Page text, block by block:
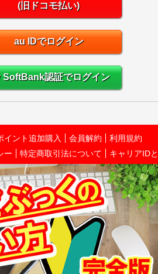
(旧ドコモ払い)
au IDでログイン
SoftBank認証でログイン
イント追加購入 会員解約
利用規約
ー 特定商取引法について キャリアID